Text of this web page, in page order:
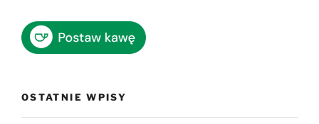
OSTATNIE WPISY